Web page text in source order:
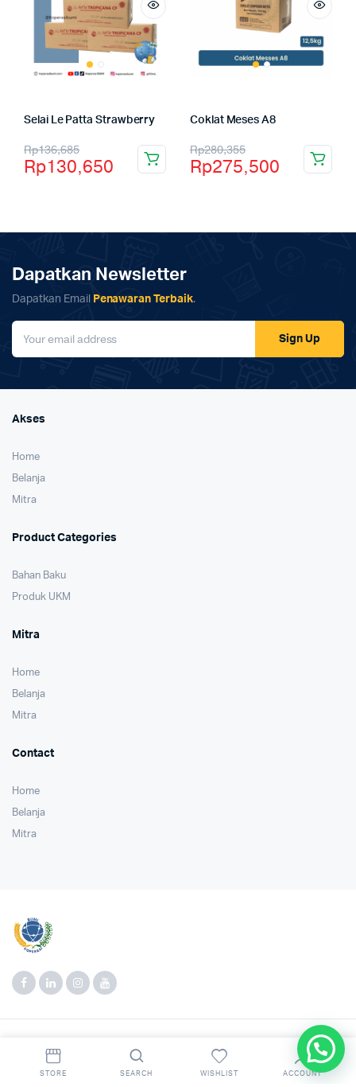
Selai Le Patta Strawberry
Rp136,685
Rp130,650
Coklat Meses A8
Rp280,355
Rp275,500
Dapatkan Newsletter
Dapatkan Email Penawaran Terbaik.
Sign Up
Akses
Home
Belanja
Mitra
Product Categories
Bahan Baku
Produk UKM
Mitra
Home
Belanja
Mitra
Contact
Home
Belanja
Mitra
Copyright 2022 © Kopearsi Bumi. All right reserved. Powered by
Agro Media
STORE SEARCH WISHLIST ACCOUNT